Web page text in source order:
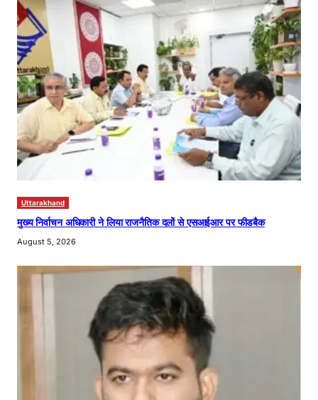
Uttarakhand
मुख्य निर्वाचन अधिकारी ने लिया राजनैतिक दलों से एसआईआर पर फीडबैक
August 5, 2026